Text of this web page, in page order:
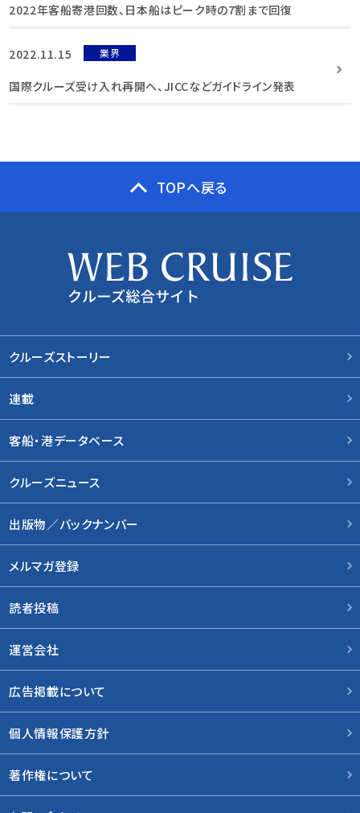
2022年客船寄港回数、日本船はピーク時の7割まで回復
2022.11.15 業界
国際クルーズ受け入れ再開へ、JICCなどガイドライン発表
TOPへ戻る
クルーズストーリー
連載
客船・港データベース
クルーズニュース
出版物／バックナンバー
メルマガ登録
読者投稿
運営会社
広告掲載について
個人情報保護方針
著作権について